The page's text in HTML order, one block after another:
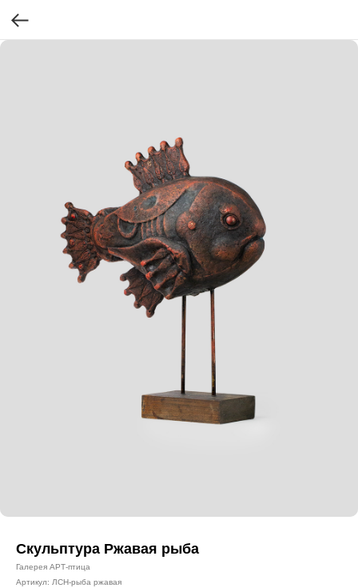
Скульптура Ржавая рыба
Галерея АРТ-птица
Артикул: ЛСН-рыба ржавая